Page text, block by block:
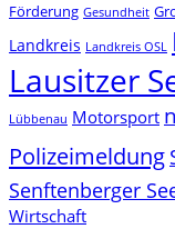
Förderung Gesundheit
Landkreis Landkreis OSL
Lausitzer
Lübbenau Motorsport
Polizeimeldung
Senftenberger
Wirtschaft